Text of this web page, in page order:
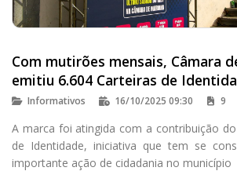
Com mutirões mensais, Câmara
emitiu 6.604 Carteiras de
Informativos 16/10/2025 09:30 9
A marca foi atingida com a contribuição
de Identidade, iniciativa que tem se
importante ação de cidadania no município